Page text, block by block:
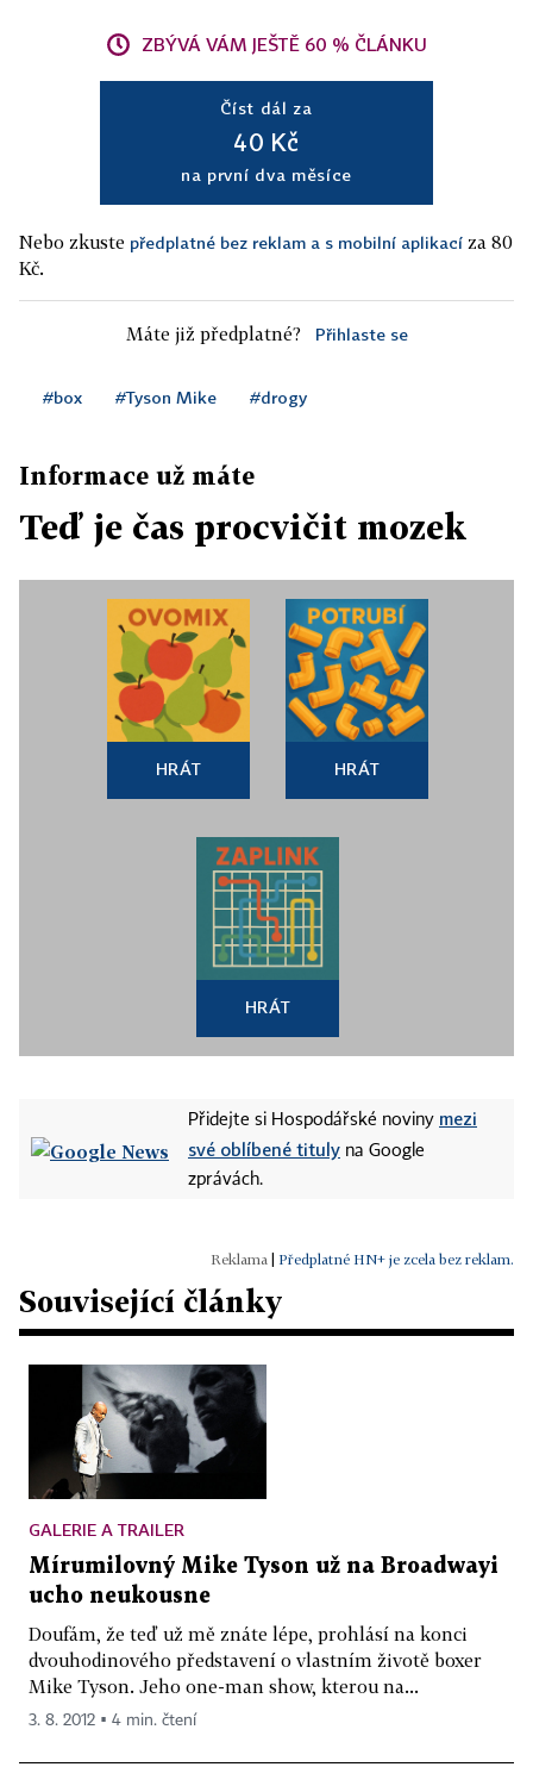
ZBÝVÁ VÁM JEŠTĚ 60 % ČLÁNKU
Číst dál za
40 Kč
na první dva měsíce
Nebo zkuste předplatné bez reklam a s mobilní aplikací za 80
Kč.
Máte již předplatné? Přihlaste se
#box #Tyson Mike #drogy
Informace už máte
Teď je čas procvičit mozek
HRÁT HRÁT
HRÁT
Přidejte si Hospodářské noviny mezi
své oblíbené tituly na Google
zprávách.
Předplatné HN+ je zcela bez reklam.
Související články
GALERIE A TRAILER
Mírumilovný Mike Tyson už na Broadwayi
ucho neukousne
Doufám, že teď už mě znáte lépe, prohlásí na konci
dvouhodinového představení o vlastním životě boxer
Mike Tyson. Jeho one-man show, kterou na...
3. 8. 2012 ▪ 4 min. čtení